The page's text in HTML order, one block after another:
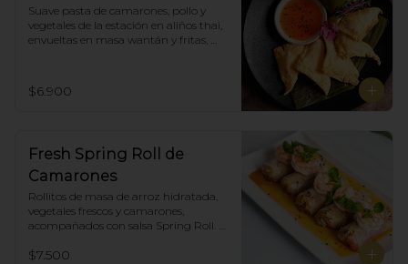
Suave pasta de camarones, pollo y
vegetales de la estación en aliños thai,
envueltas en masa wantán y fritas,
$6.900
Fresh Spring Roll de
Camarones
Rollitos de masa de arroz hidratada,
vegetales frescos y camarones,
acompañados con salsa Spring Roll.
$7.500